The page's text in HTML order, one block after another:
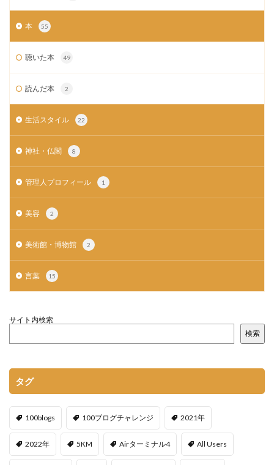
本 55
聴いた本 49
読んだ本 2
生活スタイル 22
神社・仏閣 8
管理人プロフィール 1
美容 2
美術館・博物館 2
言葉 15
サイト内検索
検索
タグ
100blogs 100ブログチャレンジ 2021年
2022年 5KM Airターミナル4 All Users